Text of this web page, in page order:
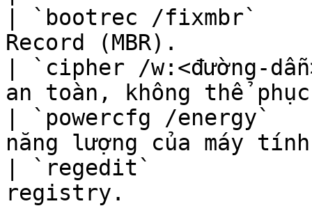
| `bootrec /fixmbr`
Record (MBR).
| `cipher /w:<đường-
an toàn, không thể
| `powercfg /energy`
năng lượng của máy
| `regedit`
registry.